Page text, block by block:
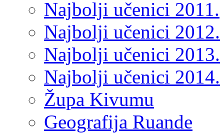
Najbolji učenici 2011.
Najbolji učenici 2012.
Najbolji učenici 2013.
Najbolji učenici 2014.
Župa Kivumu
Geografija Ruande